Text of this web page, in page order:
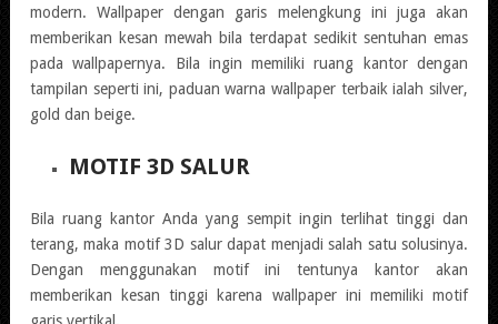
modern. Wallpaper dengan garis melengkung ini juga akan
memberikan kesan mewah bila terdapat sedikit sentuhan emas
pada wallpapernya. Bila ingin memiliki ruang kantor dengan
tampilan seperti ini, paduan warna wallpaper terbaik ialah silver,
gold dan beige.
MOTIF 3D SALUR
Bila ruang kantor Anda yang sempit ingin terlihat tinggi dan
terang, maka motif 3D salur dapat menjadi salah satu solusinya.
Dengan menggunakan motif ini tentunya kantor akan
memberikan kesan tinggi karena wallpaper ini memiliki motif